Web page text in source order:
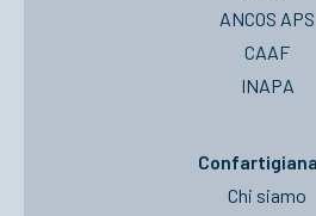
ANCOS APS
CAAF
INAPA
Chi siamo